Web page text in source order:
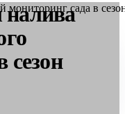
сезон